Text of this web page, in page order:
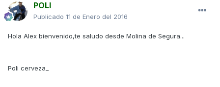
POLI
Publicado 11 de Enero del 2016
Hola Alex bienvenido,te saludo desde Molina de Segura...
Poli cerveza_